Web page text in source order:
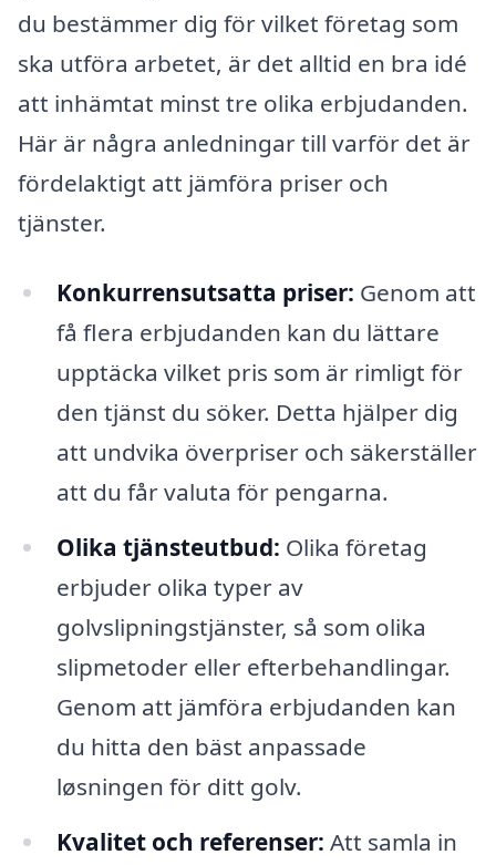
du bestämmer dig för vilket företag som
ska utföra arbetet, är det alltid en bra idé
att inhämtat minst tre olika erbjudanden.
Här är några anledningar till varför det är
fördelaktigt att jämföra priser och
tjänster.
Konkurrensutsatta priser: Genom att
få flera erbjudanden kan du lättare
upptäcka vilket pris som är rimligt för
den tjänst du söker. Detta hjälper dig
att undvika överpriser och säkerställer
att du får valuta för pengarna.
Olika tjänsteutbud: Olika företag
erbjuder olika typer av
golvslipningstjänster, så som olika
slipmetoder eller efterbehandlingar.
Genom att jämföra erbjudanden kan
du hitta den bäst anpassade
løsningen för ditt golv.
Kvalitet och referenser: Att samla in